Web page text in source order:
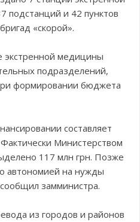
подстанций и 42 пунктов
«скорой».
экстренной медицины
подразделений,
формировании бюджета
составляет
Министерством
117 млн грн. Позже
автономией на нужды
замминистра.
из городов и районов